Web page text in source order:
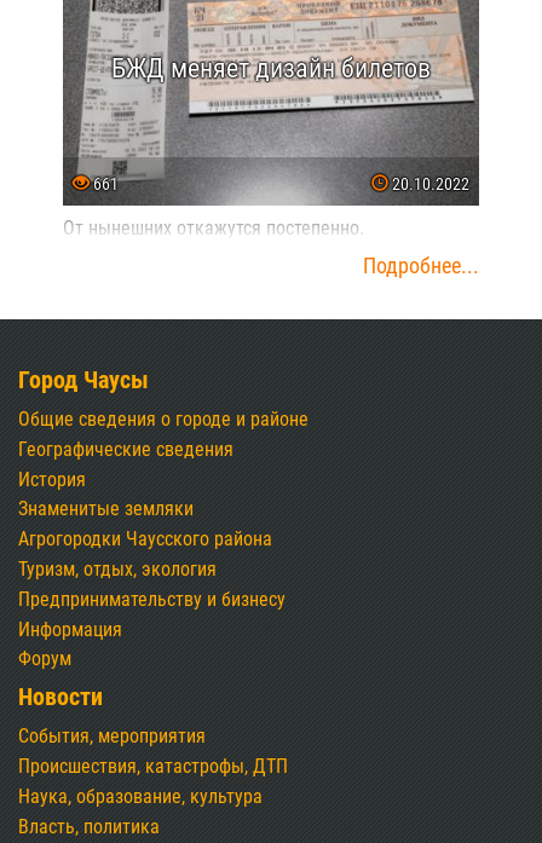
БЖД меняет дизайн билетов
661 20.10.2022
От нынешних откажутся постепенно.
Подробнее...
Город Чаусы
Общие сведения о городе и районе
Географические сведения
История
Знаменитые земляки
Агрогородки Чаусского района
Туризм, отдых, экология
Предпринимательству и бизнесу
Информация
Форум
Новости
События, мероприятия
Происшествия, катастрофы, ДТП
Наука, образование, культура
Власть, политика